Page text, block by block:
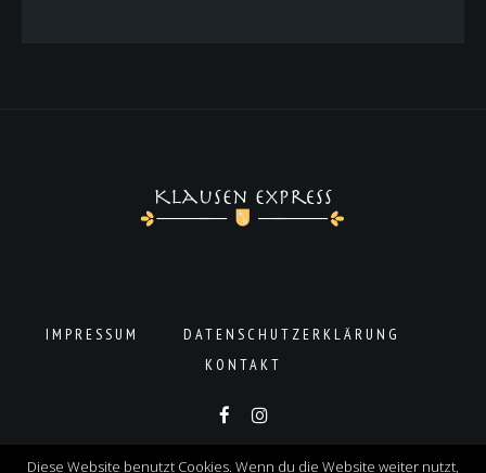
IMPRESSUM
DATENSCHUTZERKLÄRUNG
KONTAKT
Copyright © 2019 Aledin. All Rights Reserved.
Diese Website benutzt Cookies. Wenn du die Website weiter nutzt,